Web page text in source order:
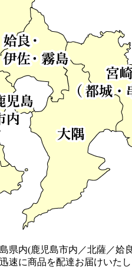
県内(鹿児島市内／北薩／
速に商品を配達お届けいた